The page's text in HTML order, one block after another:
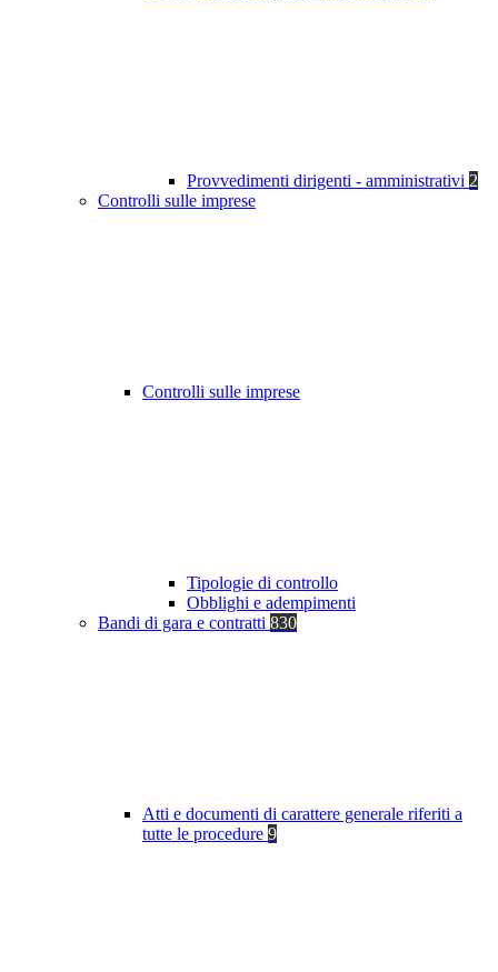
Provvedimenti dirigenti - amministrativi 2
Controlli sulle imprese
Controlli sulle imprese
Tipologie di controllo
Obblighi e adempimenti
Bandi di gara e contratti 830
Atti e documenti di carattere generale riferiti a
tutte le procedure 9